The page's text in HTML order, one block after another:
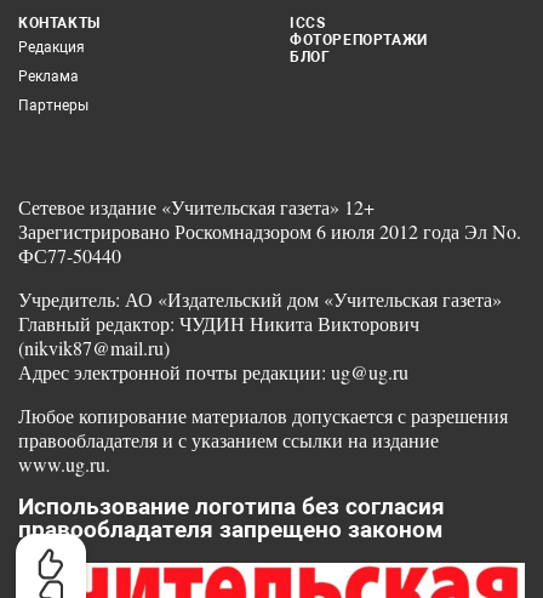
КОНТАКТЫ
Редакция
Реклама
Партнеры
ICCS
ФОТОРЕПОРТАЖИ
БЛОГ
Сетевое издание «Учительская газета» 12+
Зарегистрировано Роскомнадзором 6 июля 2012 года Эл No.
ФС77-50440
Учредитель: АО «Издательский дом «Учительская газета»
Главный редактор: ЧУДИН Никита Викторович
(nikvik87@mail.ru)
Адрес электронной почты редакции: ug@ug.ru
Любое копирование материалов допускается с разрешения
правообладателя и с указанием ссылки на издание
www.ug.ru.
Использование логотипа без согласия
правообладателя запрещено законом